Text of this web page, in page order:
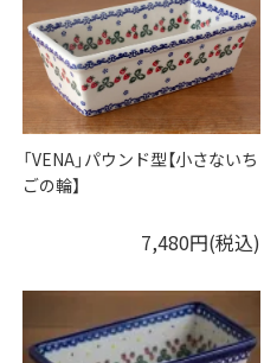
「VENA」パウンド型【小さないち
ごの輪】
7,480円(税込)